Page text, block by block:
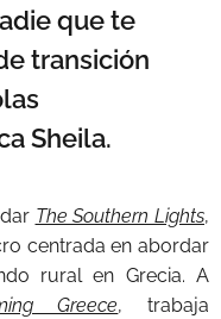
que te
transición
Sheila.
The Southern Lights,
centrada en abordar
rural en Grecia. A
Greece, trabaja